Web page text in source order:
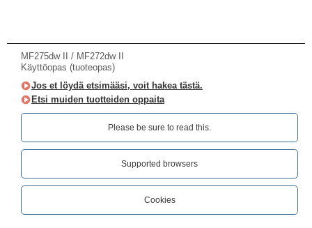
MF275dw II / MF272dw II
Käyttöopas (tuoteopas)
Jos et löydä etsimääsi, voit hakea tästä.
Etsi muiden tuotteiden oppaita
Please be sure to read this.‎
Supported browsers
Cookies